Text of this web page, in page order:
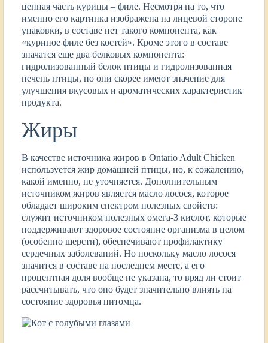
ценная часть курицы – филе. Несмотря на то, что
именно его картинка изображена на лицевой стороне
упаковки, в составе нет такого компонента, как
«куриное филе без костей». Кроме этого в составе
значатся еще два белковых компонента:
гидролизованный белок птицы и гидролизованная
печень птицы, но они скорее имеют значение для
улучшения вкусовых и ароматических характеристик
продукта.
Жиры
В качестве источника жиров в Ontario Adult Chicken
используется жир домашней птицы, но, к сожалению,
какой именно, не уточняется. Дополнительным
источником жиров является масло лосося, которое
обладает широким спектром полезных свойств:
служит источником полезных омега-3 кислот, которые
поддерживают здоровое состояние организма в целом
(особенно шерсти), обеспечивают профилактику
сердечных заболеваний. Но поскольку масло лосося
значится в составе на последнем месте, а его
процентная доля вообще не указана, то вряд ли стоит
рассчитывать, что оно будет значительно влиять на
состояние здоровья питомца.